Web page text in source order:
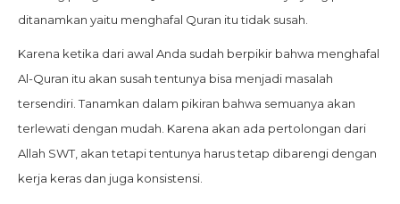
ditanamkan yaitu menghafal Quran itu tidak susah.
Karena ketika dari awal Anda sudah berpikir bahwa menghafal
Al-Quran itu akan susah tentunya bisa menjadi masalah
tersendiri. Tanamkan dalam pikiran bahwa semuanya akan
terlewati dengan mudah. Karena akan ada pertolongan dari
Allah SWT, akan tetapi tentunya harus tetap dibarengi dengan
kerja keras dan juga konsistensi.